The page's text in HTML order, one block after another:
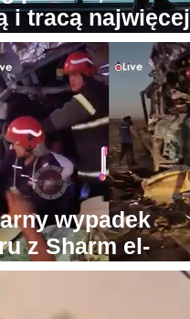
i tracą najwięcej
Na przeciwnych
Egipt i
wypadek
z Sharm el-
Gizy. Turyści
do Piramid